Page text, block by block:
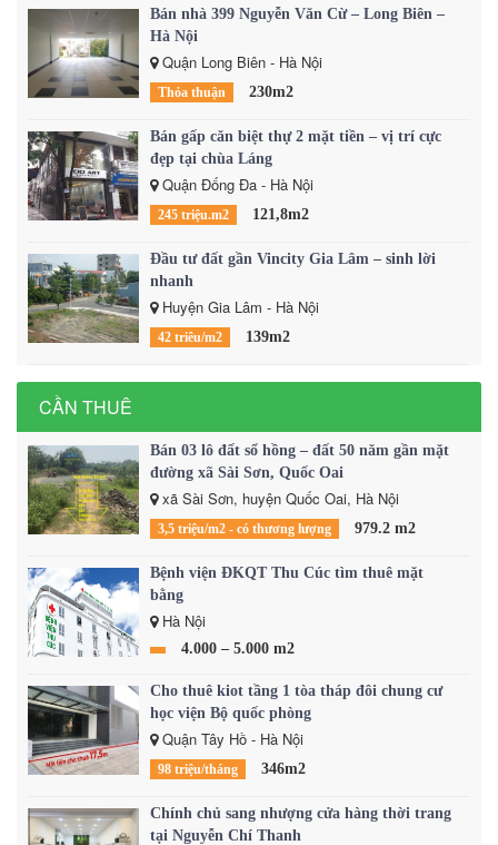
Bán nhà 399 Nguyễn Văn Cừ – Long Biên –
Hà Nội
Quận Long Biên - Hà Nội
Thỏa thuận 230m2
Bán gấp căn biệt thự 2 mặt tiền – vị trí cực
đẹp tại chùa Láng
Quận Đống Đa - Hà Nội
245 triệu.m2 121,8m2
Đầu tư đất gần Vincity Gia Lâm – sinh lời
nhanh
Huyện Gia Lâm - Hà Nội
42 triêu/m2 139m2
CẦN THUÊ
Bán 03 lô đất sổ hồng – đất 50 năm gần mặt
đường xã Sài Sơn, Quốc Oai
xã Sài Sơn, huyện Quốc Oai, Hà Nội
3,5 triệu/m2 - có thương lượng 979.2 m2
Bệnh viện ĐKQT Thu Cúc tìm thuê mặt
bằng
Hà Nội
4.000 – 5.000 m2
Cho thuê kiot tầng 1 tòa tháp đôi chung cư
học viện Bộ quốc phòng
Quận Tây Hồ - Hà Nội
98 triệu/tháng 346m2
Chính chủ sang nhượng cửa hàng thời trang
tại Nguyễn Chí Thanh